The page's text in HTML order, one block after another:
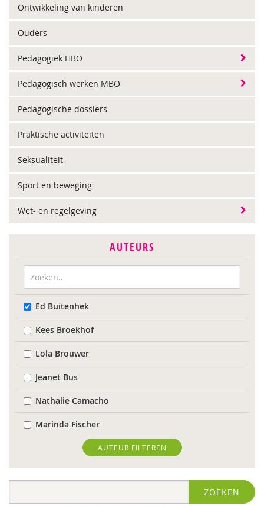
Ontwikkeling van kinderen
Ouders
Pedagogiek HBO
Pedagogisch werken MBO
Pedagogische dossiers
Praktische activiteiten
Seksualiteit
Sport en beweging
Wet- en regelgeving
AUTEURS
Ed Buitenhek
Kees Broekhof
Lola Brouwer
Jeanet Bus
Nathalie Camacho
Marinda Fischer
Sieneke Goorhuis-Brouwer
Jolien Hesselberth
AUTEUR FILTEREN
ZOEKEN